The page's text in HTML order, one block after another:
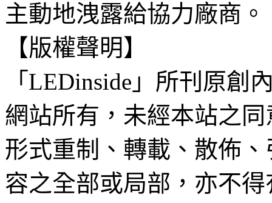
主動地洩露給協力廠商。
【版權聲明】
「LEDinside」所刊原創
網站所有，未經本站之
形式重制、轉載、散佈
容之全部或局部，亦不